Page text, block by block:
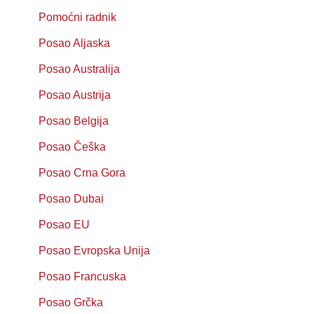
Pomoćni radnik
Posao Aljaska
Posao Australija
Posao Austrija
Posao Belgija
Posao Češka
Posao Crna Gora
Posao Dubai
Posao EU
Posao Evropska Unija
Posao Francuska
Posao Grčka